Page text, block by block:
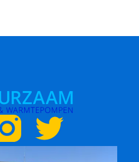
T